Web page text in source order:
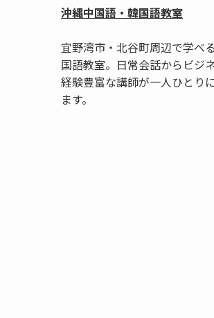
沖縄中国語・韓国語教室
宜野湾市・北谷町周辺で学べ
国語教室。日常会話からビジ
経験豊富な講師が一人ひとり
ます。